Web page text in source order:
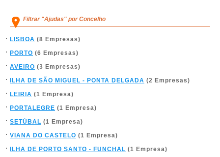
Filtrar "Ajudas" por Concelho
LISBOA (8 Empresas)
PORTO (6 Empresas)
AVEIRO (3 Empresas)
ILHA DE SÃO MIGUEL - PONTA DELGADA (2 Empresas)
LEIRIA (1 Empresa)
PORTALEGRE (1 Empresa)
SETÚBAL (1 Empresa)
VIANA DO CASTELO (1 Empresa)
ILHA DE PORTO SANTO - FUNCHAL (1 Empresa)